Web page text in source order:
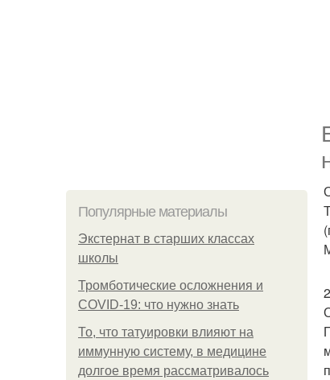
Популярные материалы
Экстернат в старших классах
школы
Тромботические осложнения и
COVID-19: что нужно знать
То, что татуировки влияют на
иммунную систему, в медицине
долгое время рассматривалось